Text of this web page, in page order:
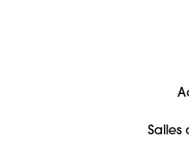
Salles